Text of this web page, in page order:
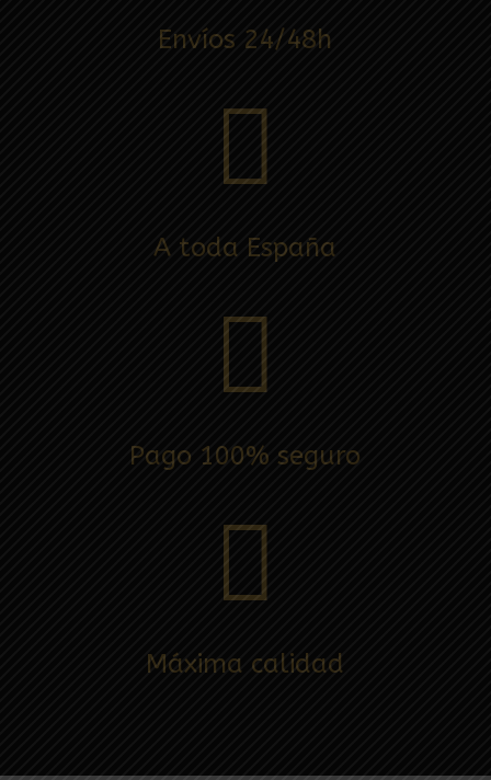
Envíos 24/48h

A toda España

Pago 100% seguro

Máxima calidad